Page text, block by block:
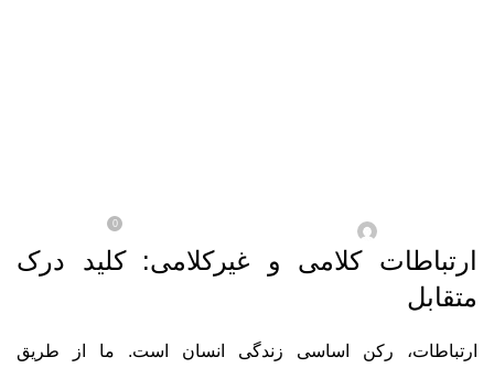
0
ارتباطات کلامی و غیرکلامی: کلید درک
متقابل
ارتباطات، رکن اساسی زندگی انسان است. ما از طریق